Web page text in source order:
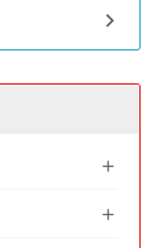


